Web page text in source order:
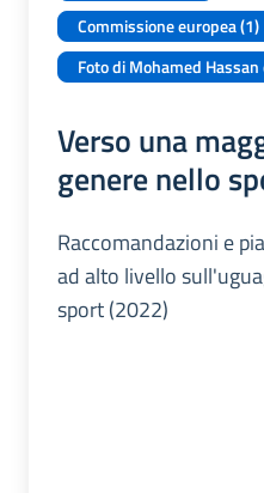
Commissione europea (1)
Foto di Mohamed
Verso una
genere nello
Raccomandazioni e
ad alto livello
sport (2022)